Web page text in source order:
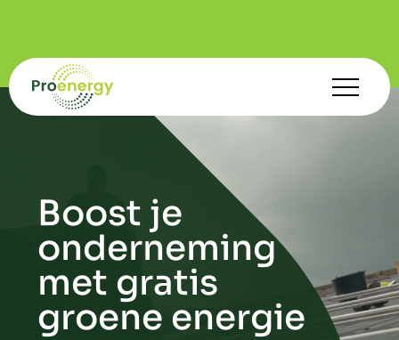
Boost je
onderneming
met gratis
groene energie